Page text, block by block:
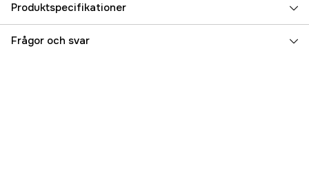
Produktspecifikationer
Referensnummer 5000025221
Frågor och svar